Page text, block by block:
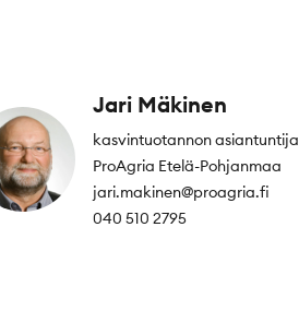
Jari Mäkinen
kasvintuotannon asiantuntija
ProAgria Etelä-Pohjanmaa
jari.makinen@proagria.fi
040 510 2795